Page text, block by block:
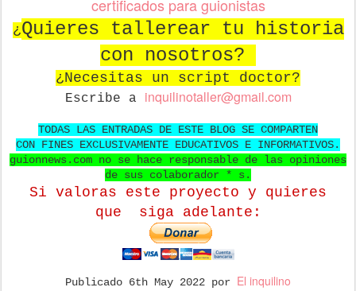
certificados para guionistas
¿Quieres tallerear tu historia
con nosotros?
¿Necesitas un script doctor?
Escribe a inquilinotaller@gmail.com
TODAS LAS ENTRADAS DE ESTE BLOG SE COMPARTEN
CON FINES EXCLUSIVAMENTE EDUCATIVOS E INFORMATIVOS.
guionnews.com no se hace responsable de las opiniones
de sus colaborador * s.
Si valoras este proyecto y quieres
que siga adelante:
Publicado 6th May 2022 por El inquilino